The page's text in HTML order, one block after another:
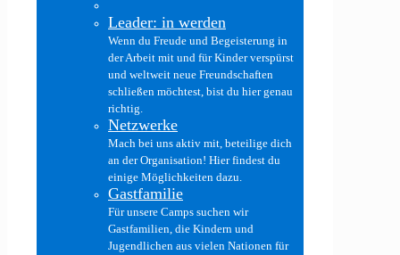
Leader: in werden
Wenn du Freude und Begeisterung in
der Arbeit mit und für Kinder verspürst
und weltweit neue Freundschaften
schließen möchtest, bist du hier genau
richtig.
Netzwerke
Mach bei uns aktiv mit, beteilige dich
an der Organisation! Hier findest du
einige Möglichkeiten dazu.
Gastfamilie
Für unsere Camps suchen wir
Gastfamilien, die Kindern und
Jugendlichen aus vielen Nationen für